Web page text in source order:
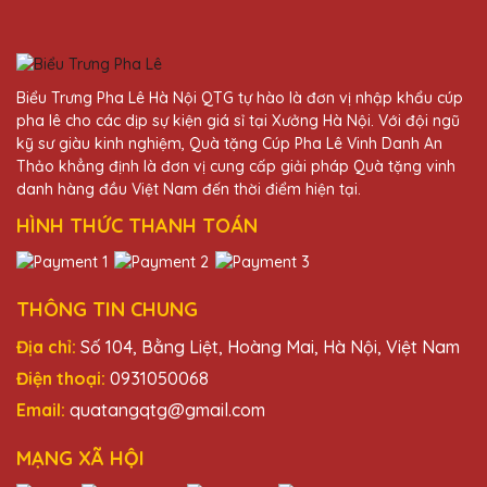
mình đã nhận được rất nhiều lời khen từ đối
Vũ Văn Đoàn
27/11/2025
Cảm ơn Quà Tặng Pha Lê QTG đã mang
đến những sản phẩm pha lê chất lượng cao.
Mọi người trong công ty đều rất hài lòng với
quà tặng này.
Hoàng Thị Lệ
Rất hài lòng với sản phẩm và dịch vụ của
Quà Tặng Pha Lê QTG. Quà tặng pha lê
Biểu Trưng Pha Lê Hà Nội QTG tự hào là đơn vị nhập khẩu cúp
pha lê cho các dịp sự kiện giá sỉ tại Xưởng Hà Nội. Với đội ngũ
kỹ sư giàu kinh nghiệm, Quà tặng Cúp Pha Lê Vinh Danh An
Thảo khẳng định là đơn vị cung cấp giải pháp Quà tặng vinh
danh hàng đầu Việt Nam đến thời điểm hiện tại.
HÌNH THỨC THANH TOÁN
THÔNG TIN CHUNG
Địa chỉ: Số 104, Bằng Liệt, Hoàng Mai, Hà Nội, Việt Nam
Điện thoại: 0931050068
Email: quatangqtg@gmail.com
MẠNG XÃ HỘI